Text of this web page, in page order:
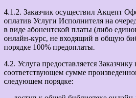
4.1.2. Заказчик осуществил Акцепт
оплатив Услуги Исполнителя на
в виде абонентской платы (либо
онлайн-курс, не входящий в общую
порядке 100% предоплаты.
4.2. Услуга предоставляется Заказчику
соответствующем сумме
следующем порядке: